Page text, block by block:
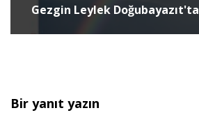
Gezgin Leylek Doğubayazıt'ta
Bir yanıt yazın